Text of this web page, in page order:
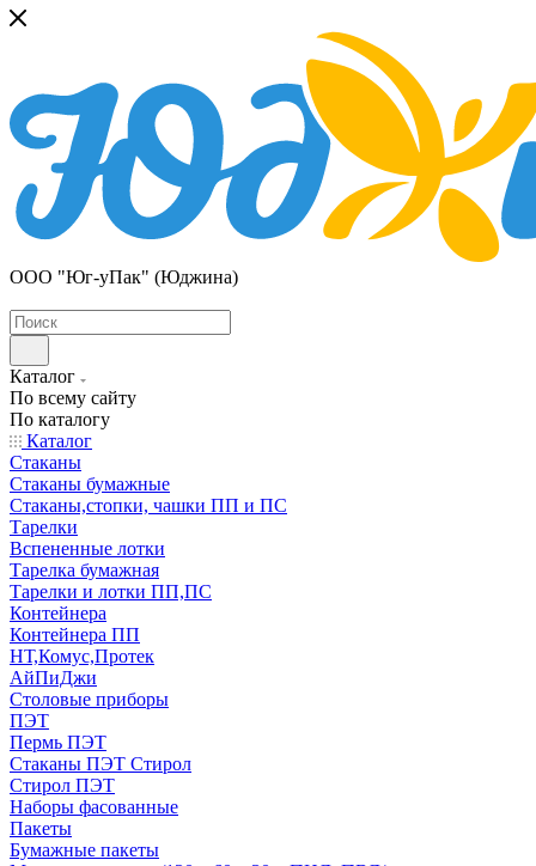
ООО "Юг-уПак" (Юджина)
Каталог
По всему сайту
По каталогу
Каталог
Стаканы
Стаканы бумажные
Стаканы,стопки, чашки ПП и ПС
Тарелки
Вспененные лотки
Тарелка бумажная
Тарелки и лотки ПП,ПС
Контейнера
Контейнера ПП
НТ,Комус,Протек
АйПиДжи
Столовые приборы
ПЭТ
Пермь ПЭТ
Стаканы ПЭТ Стирол
Стирол ПЭТ
Наборы фасованные
Пакеты
Бумажные пакеты